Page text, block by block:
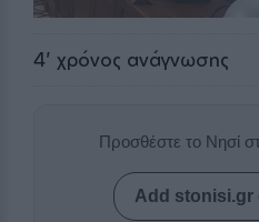
4' χρόνος ανάγνωσης
Προσθέστε το Νησί
Add stonisi.gr